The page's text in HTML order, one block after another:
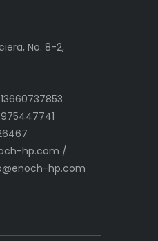
No. 8-2,
hp.com /
hp.com